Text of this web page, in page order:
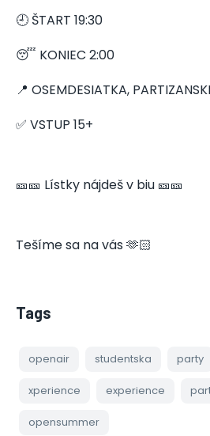
🕘 ŠTART 19:30
😴 KONIEC 2:00
📍 OSEMDESIATKA,
✅ VSTUP 15+
🎫🎫 Lístky nájdeš v biu 🎫🎫
Tešíme sa na vás 🫶🏻
Tags
openair studentska party
xperience experience
opensummer